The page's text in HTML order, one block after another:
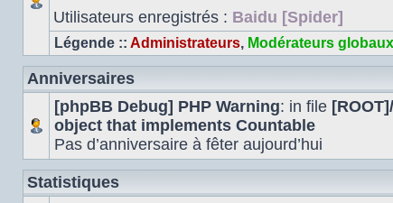
Utilisateurs enregistrés : Baidu [Spider]
Légende :: Administrateurs, Modérateurs globaux
Anniversaires
[phpBB Debug] PHP Warning: in file
object that implements Countable
Pas d’anniversaire à fêter aujourd’hui
Statistiques